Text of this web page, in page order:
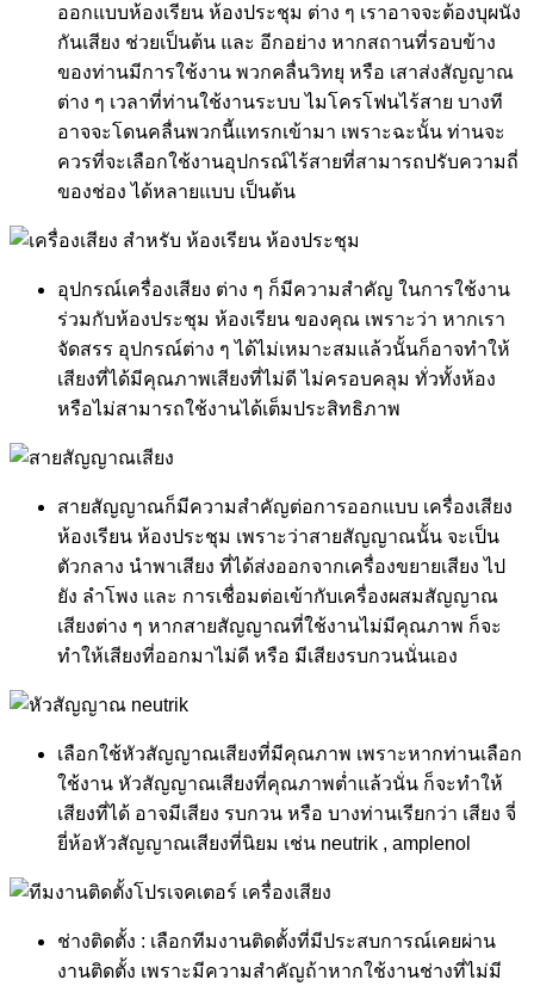
ออกแบบห้องเรียน ห้องประชุม ต่าง ๆ เราอาจจะต้องบุผนัง
กันเสียง ช่วยเป็นต้น และ อีกอย่าง หากสถานที่รอบข้าง
ของท่านมีการใช้งาน พวกคลื่นวิทยุ หรือ เสาส่งสัญญาณ
ต่าง ๆ เวลาที่ท่านใช้งานระบบ ไมโครโฟนไร้สาย บางที
อาจจะโดนคลื่นพวกนี้แทรกเข้ามา เพราะฉะนั้น ท่านจะ
ควรที่จะเลือกใช้งานอุปกรณ์ไร้สายที่สามารถปรับความถี่
ของช่อง ได้หลายแบบ เป็นต้น
อุปกรณ์เครื่องเสียง ต่าง ๆ ก็มีความสำคัญ ในการใช้งาน
ร่วมกับห้องประชุม ห้องเรียน ของคุณ เพราะว่า หากเรา
จัดสรร อุปกรณ์ต่าง ๆ ได้ไม่เหมาะสมแล้วนั้นก็อาจทำให้
เสียงที่ได้มีคุณภาพเสียงที่ไม่ดี ไม่ครอบคลุม ทั่วทั้งห้อง
หรือไม่สามารถใช้งานได้เต็มประสิทธิภาพ
สายสัญญาณก็มีความสำคัญต่อการออกแบบ เครื่องเสียง
ห้องเรียน ห้องประชุม เพราะว่าสายสัญญาณนั้น จะเป็น
ตัวกลาง นำพาเสียง ที่ได้ส่งออกจากเครื่องขยายเสียง ไป
ยัง ลำโพง และ การเชื่อมต่อเข้ากับเครื่องผสมสัญญาณ
เสียงต่าง ๆ หากสายสัญญาณที่ใช้งานไม่มีคุณภาพ ก็จะ
ทำให้เสียงที่ออกมาไม่ดี หรือ มีเสียงรบกวนนั่นเอง
เลือกใช้หัวสัญญาณเสียงที่มีคุณภาพ เพราะหากท่านเลือก
ใช้งาน หัวสัญญาณเสียงที่คุณภาพต่ำแล้วนั่น ก็จะทำให้
เสียงที่ได้ อาจมีเสียง รบกวน หรือ บางท่านเรียกว่า เสียง จี่
ยี่ห้อหัวสัญญาณเสียงที่นิยม เช่น neutrik , amplenol
ช่างติดตั้ง : เลือกทีมงานติดตั้งที่มีประสบการณ์เคยผ่าน
งานติดตั้ง เพราะมีความสำคัญถ้าหากใช้งานช่างที่ไม่มี